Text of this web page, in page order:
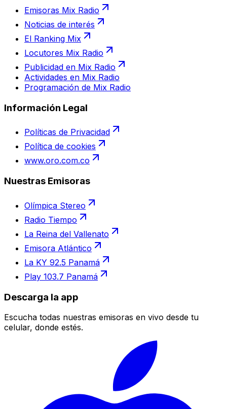
Emisoras Mix Radio
Noticias de interés
El Ranking Mix
Locutores Mix Radio
Publicidad en Mix Radio
Actividades en Mix Radio
Programación de Mix Radio
Información Legal
Políticas de Privacidad
Política de cookies
www.oro.com.co
Nuestras Emisoras
Olímpica Stereo
Radio Tiempo
La Reina del Vallenato
Emisora Atlántico
La KY 92.5 Panamá
Play 103.7 Panamá
Descarga la app
Escucha todas nuestras emisoras en vivo desde tu
celular, donde estés.